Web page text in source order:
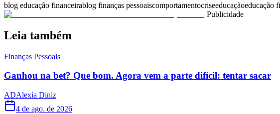
blog educação financeirablog finanças pessoaiscomportamentocriseeducaçãoeducação
Publicidade
Leia também
Finanças Pessoais
Ganhou na bet? Que bom. Agora vem a parte difícil: tentar sacar
ADAlexia Diniz
4 de ago. de 2026